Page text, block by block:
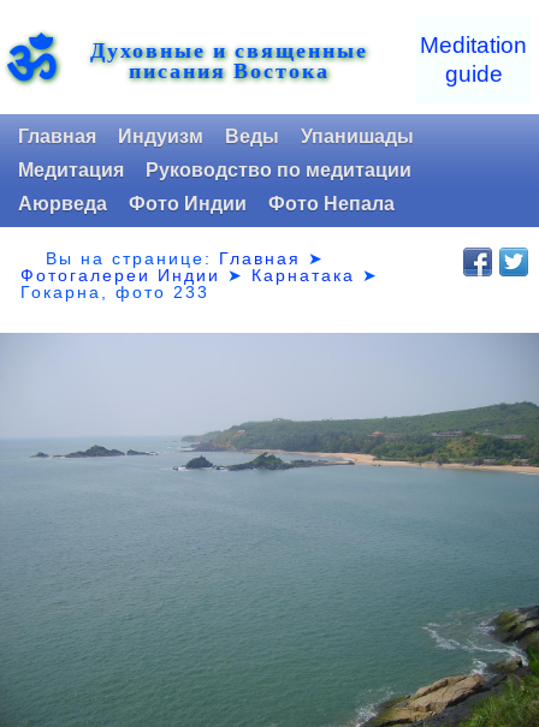
ॐ Духовные и священные
писания Востока
Meditation
guide
Главная Индуизм Веды
Упанишады
Медитация
Руководство по медитации
Аюрведа
Фото Индии Фото Непала
Вы на странице: Главная
➤
Фотогалереи Индии
➤ Карнатака
➤
Гокарна, фото 233